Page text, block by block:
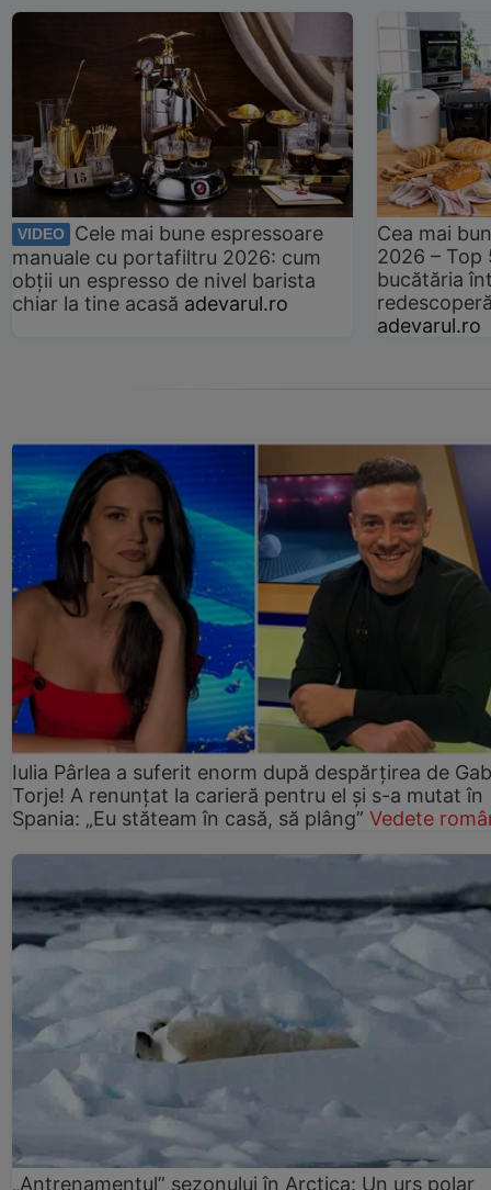
VIDEO
Cele mai bune espressoare
manuale cu portafiltru 2026: cum
obții un espresso de nivel barista
chiar la tine acasă adevarul.ro
Cea mai
2026 –
bucătăria
adevarul.ro
Iulia Pârlea a suferit enorm după despărțirea de
Torje! A renunțat la carieră pentru el și s-a mutat în
Spania: „Eu stăteam în casă, să plâng” Vedete
„Antrenamentul” sezonului în Arctica: Un urs polar